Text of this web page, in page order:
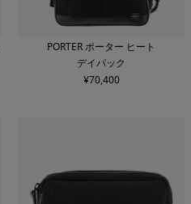
PORTER ポーター ヒート
デイパック
¥70,400